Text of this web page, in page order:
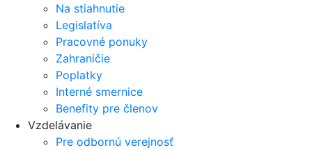
Na stiahnutie
Legislatíva
Pracovné ponuky
Zahraničie
Poplatky
Interné smernice
Benefity pre členov
Vzdelávanie
Pre odbornú verejnosť